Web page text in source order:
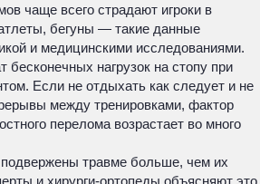
чаще всего страдают игроки в
бегуны — такие данные
и медицинскими исследованиями.
бесконечных нагрузок на стопу при
Если не отдыхать как следует и не
между тренировками, фактор
перелома возрастает во много
травме больше, чем их
и хирурги-ортопеды объясняют это